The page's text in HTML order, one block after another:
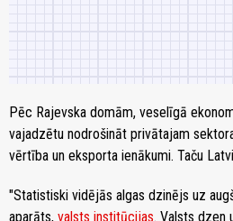
Pēc Rajevska domām, veselīgā
vajadzētu nodrošināt privātajam
vērtība un eksporta ienākumi. Taču
"Statistiski vidējās algas dzinējs uz
aparāts, valsts institūcijas. Valsts dzen